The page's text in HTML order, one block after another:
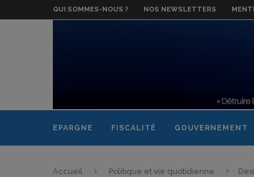
QUI SOMMES-NOUS ? NOS NEWSLETTERS
EPARGNE FISCALITÉ GOUVERNEMENT
Accueil Politique et vie quotidienne